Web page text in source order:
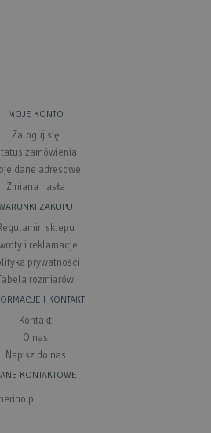
MOJE KONTO
Zaloguj się
zamówienia
dane adresowe
Zmiana hasła
ZAKUPU
sklepu
i reklamacje
prywatności
rozmiarów
I KONTAKT
Kontakt
O nas
Napisz do nas
KONTAKTOWE